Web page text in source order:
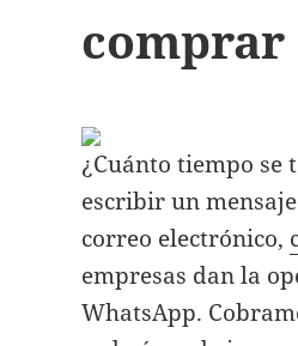
comprar
¿Cuánto tiempo se
escribir un
correo electrónico,
empresas dan la
WhatsApp.